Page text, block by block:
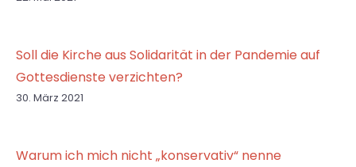
Soll die Kirche aus Solidarität in der Pandemie auf
Gottesdienste verzichten?
30. März 2021
Warum ich mich nicht „konservativ“ nenne